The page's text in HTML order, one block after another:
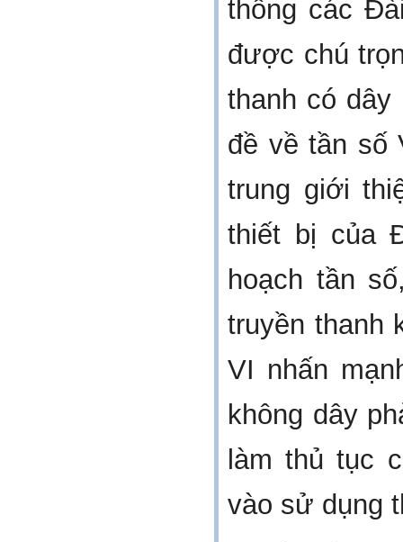
thống các
được chú
thanh có dây
đề về tần số
trung giới
thiết bị của
hoạch tần
truyền thanh
VI nhấn
không dây
làm thủ tục
vào sử dụng